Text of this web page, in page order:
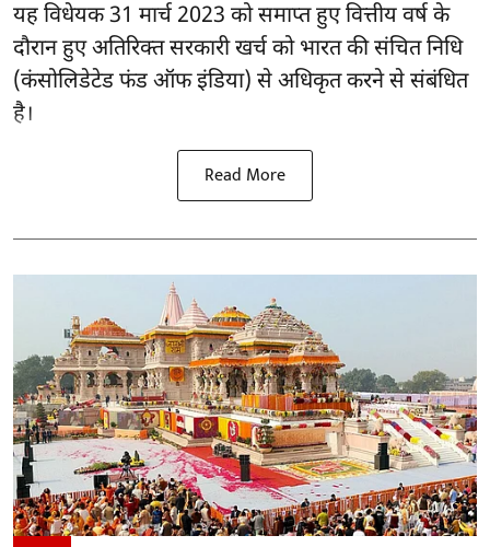
यह विधेयक 31 मार्च 2023 को समाप्त हुए वित्तीय वर्ष के
दौरान हुए अतिरिक्त सरकारी खर्च को भारत की संचित निधि
(कंसोलिडेटेड फंड ऑफ इंडिया) से अधिकृत करने से संबंधित
है।
Read More